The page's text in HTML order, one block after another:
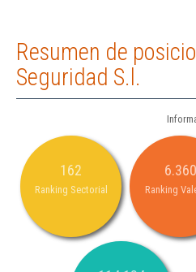
Resumen de
Seguridad S.l.
162
Ranking Sectorial
6.360
Ranking